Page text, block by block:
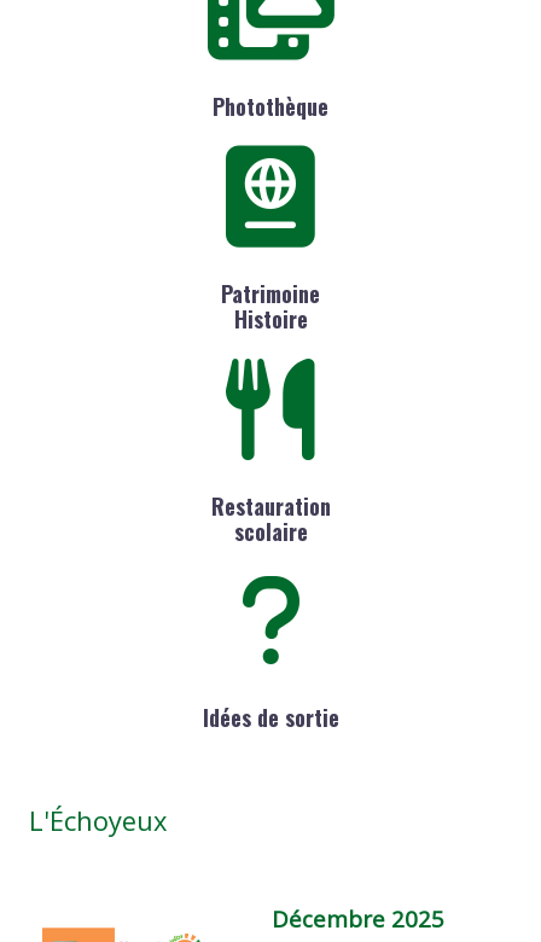
Photothèque
Patrimoine
Histoire
Restauration
scolaire
Idées de sortie
L'Échoyeux
Décembre 2025